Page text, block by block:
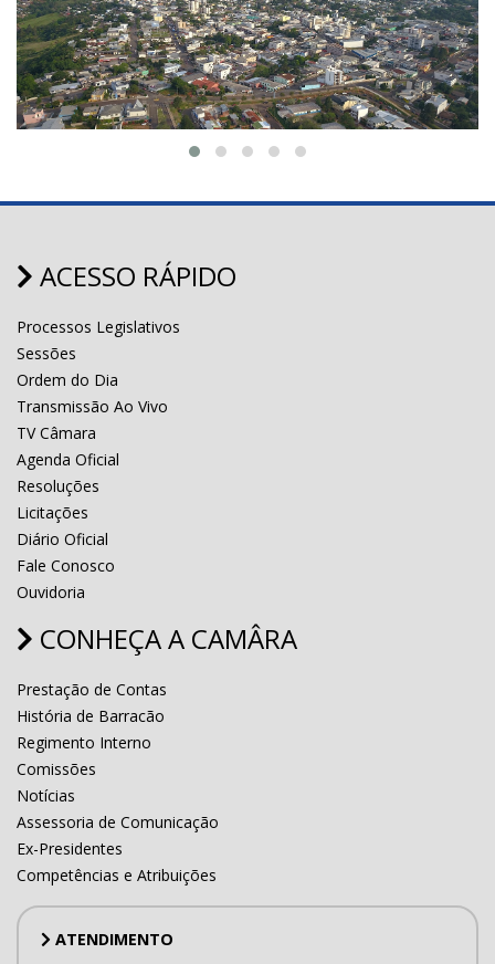
ACESSO RÁPIDO
Processos Legislativos
Sessões
Ordem do Dia
Transmissão Ao Vivo
TV Câmara
Agenda Oficial
Resoluções
Licitações
Diário Oficial
Fale Conosco
Ouvidoria
CONHEÇA A CAMÂRA
Prestação de Contas
História de Barracão
Regimento Interno
Comissões
Notícias
Assessoria de Comunicação
Ex-Presidentes
Competências e Atribuições
ATENDIMENTO